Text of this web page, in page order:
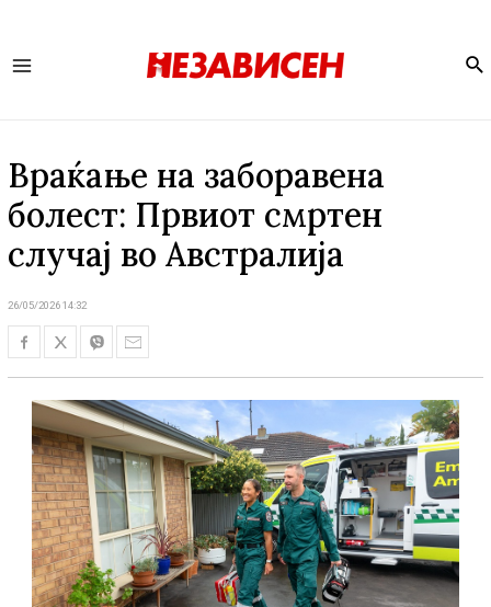
Враќање на заборавена
болест: Првиот смртен
случај во Австралија
26/05/2026 14:32